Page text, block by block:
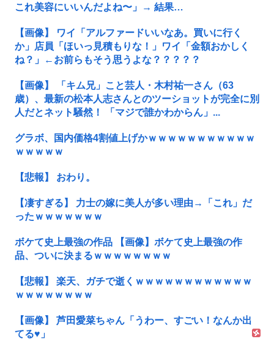
これ美容にいいんだよね〜」→ 結果…
【画像】 ワイ「アルファードいいなあ。買いに行く
か」店員「ほいっ見積もりな！」ワイ「金額おかしく
ね？」←お前らもそう思うよな？？？？？
【画像】 「キム兄」こと芸人・木村祐一さん（63
歳）、最新の松本人志さんとのツーショットが完全に別
人だとネット騒然！ 「マジで誰かわからん」...
グラボ、国内価格4割値上げかｗｗｗｗｗｗｗｗｗｗｗ
ｗｗｗｗｗ
【悲報】 おわり。
【凄すぎる】 力士の嫁に美人が多い理由→「これ」だ
ったｗｗｗｗｗｗｗ
ボケて史上最強の作品 【画像】ボケて史上最強の作
品、ついに決まるｗｗｗｗｗｗｗｗ
【悲報】 楽天、ガチで逝くｗｗｗｗｗｗｗｗｗｗｗｗ
ｗｗｗｗｗｗｗｗ
【画像】 芦田愛菜ちゃん「うわー、すごい！なんか出
てる♥」